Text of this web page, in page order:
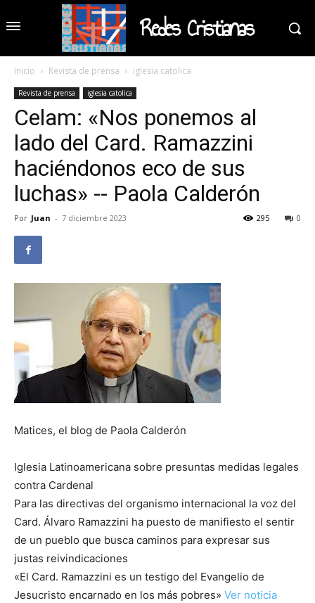
Redes Cristianas
Inicio Revista de prensa iglesia catolica
Revista de prensa iglesia catolica
Celam: «Nos ponemos al
lado del Card. Ramazzini
haciéndonos eco de sus
luchas» -- Paola Calderón
Por Juan - 7 diciembre 2023 0
295
Matices, el blog de Paola Calderón
Iglesia Latinoamericana sobre presuntas medidas legales
contra Cardenal
Para las directivas del organismo internacional la voz del
Card. Álvaro Ramazzini ha puesto de manifiesto el sentir
de un pueblo que busca caminos para expresar sus
justas reivindicaciones
«El Card. Ramazzini es un testigo del Evangelio de
Jesucristo encarnado en los más pobres» Ver noticia